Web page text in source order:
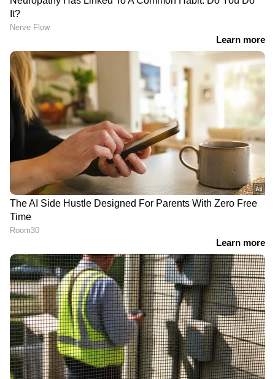
പൂർണ്ണമായും പുതുമുഖങ്ങളെ
ഉൾപ്പെടുത്തിയാണ് ചിത്രമൊരുക്കുന്നത്
സുഷിൻ ശ്യാം ആണ് ചിത്രത്തിന് വേണ്ടി
സംഗീതമൊരുക്കുന്നത്. ഷൈജു ഖാലിദ്
ഛായാഗ്രഹണം ഒരുക്കുന്ന ചിത്രത്ത്തിന്റെ
പ്രൊഡക്ഷൻ ഡിസൈൻ നിർവഹിക്കുന്നത്
അജയൻ ചാലിശ്ശേരിയാണ്.
എഡിറ്റിംഗ് - വിവേക് ഹർഷൻ, പിആർഒ -
വൈശാഖ് സി വടക്കേവീട്, ജിനു അനിൽകുമാർ.
'ഞങ്ങളുടെ കാഴ്ചപ്പാട് എല്ലായ്‌പ്പോഴും
ഭാഷകൾക്കപ്പുറമുള്ള സിനിമയെ
പുനർനിർവചിക്കുക എന്നതായിരുന്നു. ഈ
സിനിമ പ്രേക്ഷകർ ഞങ്ങളിൽ നിന്ന്
പ്രതീക്ഷിക്കുന്ന അതേ മികവോടെ
മലയാളത്തിലേക്കുള്ള ഞങ്ങളുടെ
ചുവടുവെപ്പിനെ അടയാളപ്പെടുത്തുന്നു.
അസാമാന്യ പ്രതിഭകൾ ചുക്കാൻ
പിടിക്കുമ്പോൾ, ഞങ്ങൾക്ക് അതിൽ
ആത്മവിശ്വാസമുണ്ട്', എന്നാണ് കെ വി എൻ
പ്രൊഡക്ഷൻസിന്റെ അമരക്കാരൻ വെങ്കിട്ട്